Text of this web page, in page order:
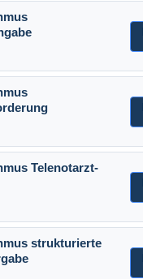
Telenotarzt-
strukturierte